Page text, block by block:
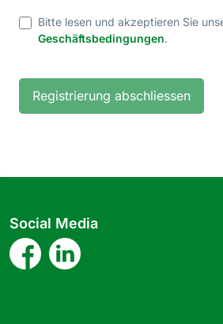
Bitte lesen und akzeptieren Sie
Geschäftsbedingungen.
Registrierung abschliessen
Social Media